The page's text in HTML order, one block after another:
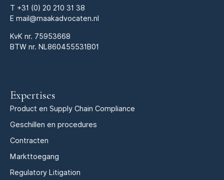
T +31 (0) 20 210 31 38
E mail@maakadvocaten.nl
KvK nr. 75953668
BTW nr. NL860455531B01
Expertises
Product en Supply Chain Compliance
Geschillen en procedures
Contracten
Markttoegang
Regulatory Litigation